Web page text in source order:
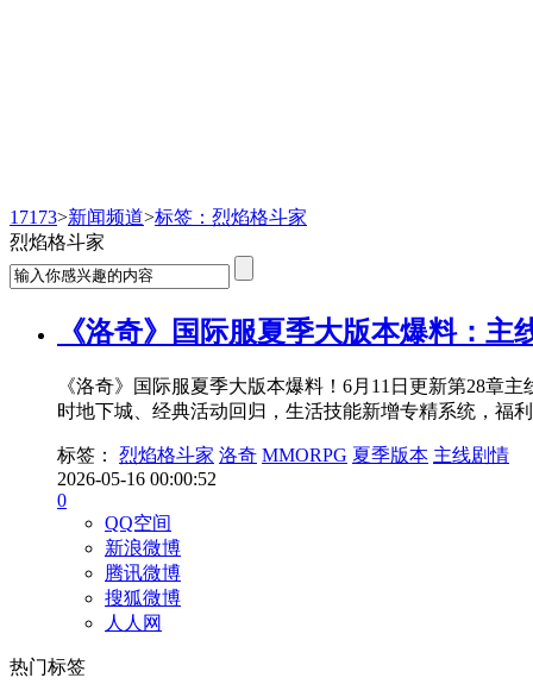
17173>新闻频道>标签：烈焰格斗家
烈焰格斗家
《洛奇》国际服夏季大版本爆料：主
《洛奇》国际服夏季大版本爆料！6月11日更新第28章
时地下城、经典活动回归，生活技能新增专精系统，福
标签： 烈焰格斗家 洛奇 MMORPG 夏季版本 主线剧情
2026-05-16 00:00:52
0
QQ空间
新浪微博
腾讯微博
搜狐微博
人人网
热门标签